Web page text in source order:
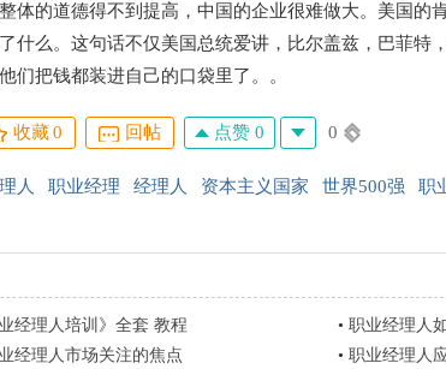
体的道德得不到提高，中国的企业很难做大。美国的
什么。这句话不仅美国总统爱讲，比尔盖兹，巴菲特
们把钱都装进自己的口袋里了。。
收藏0 回帖 点赞 0 0
人 职业经理 经理人 资本主义国家 世界500强 职
经理人培训》全套 教程 • 职业经理人
经理人市场关注的焦点 • 职业经理人